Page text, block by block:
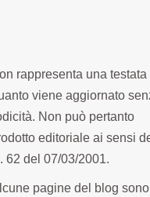
rappresenta una testata
viene aggiornato
Non può pertanto
editoriale ai sensi
62 del 07/03/2001.
pagine del blog sono